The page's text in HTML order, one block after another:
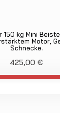
150 kg Mini
Motor,
Schnecke.
425,00 €